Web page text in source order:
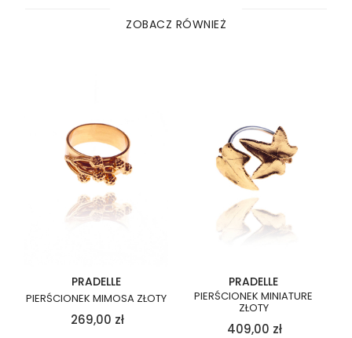
ZOBACZ RÓWNIEŻ
PRADELLE
PIERŚCIONEK MIMOSA ZŁOTY
269,00 zł
PRADELLE
PIERŚCIONEK MINIATURE
ZŁOTY
409,00 zł